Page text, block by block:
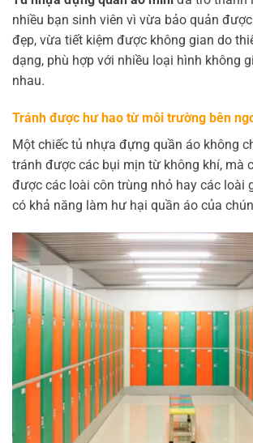
nhiều bạn sinh viên vì vừa bảo quản
đẹp, vừa tiết kiệm được không gian do
dạng, phù hợp với nhiều loại hình không
nhau.
Tránh được hư hao từ môi trường bên
Một chiếc tủ nhựa đựng quần áo không
tránh được các bụi mịn từ không khí, mà
được các loài côn trùng nhỏ hay các loài
có khả năng làm hư hại quần áo của